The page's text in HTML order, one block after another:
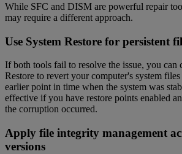
While SFC and DISM are powerful repair
may require a different approach.
Use System Restore for persistent
If both tools fail to resolve the issue, you can
Restore to revert your computer's system
earlier point in time when the system was
effective if you have restore points enabled
the corruption occurred.
Apply file integrity management
versions